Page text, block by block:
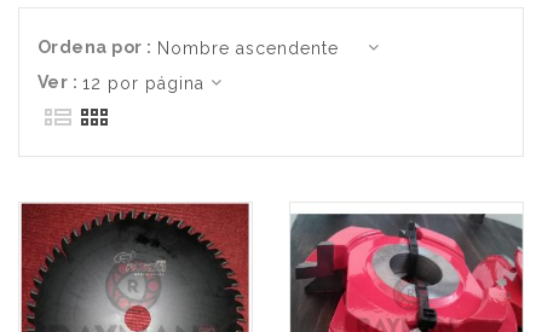
Ordena por :
Ver :